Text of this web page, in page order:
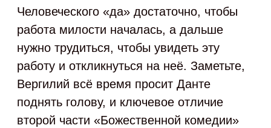
Человеческого «да» достаточно, чтобы
работа милости началась, а дальше
нужно трудиться, чтобы увидеть эту
работу и откликнуться на неё. Заметьте,
Вергилий всё время просит Данте
поднять голову, и ключевое отличие
второй части «Божественной комедии»